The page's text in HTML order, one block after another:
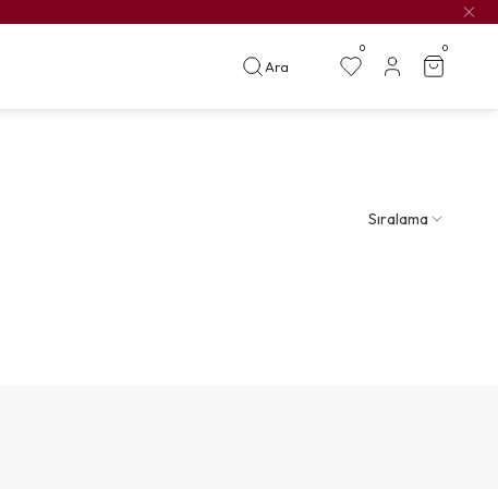
Ara
0 0
Sıralama